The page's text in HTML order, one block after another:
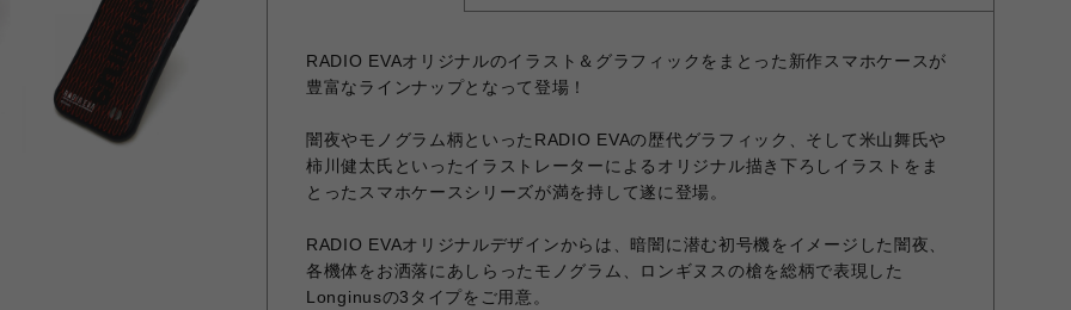
RADIO EVAオリジナルのイラスト＆グラフィックをまとった新作スマホケースが
豊富なラインナップとなって登場！
闇夜やモノグラム柄といったRADIO EVAの歴代グラフィック、そして米山舞氏や
柿川健太氏といったイラストレーターによるオリジナル描き下ろしイラストをま
とったスマホケースシリーズが満を持して遂に登場。
RADIO EVAオリジナルデザインからは、暗闇に潜む初号機をイメージした闇夜、
各機体をお洒落にあしらったモノグラム、ロンギヌスの槍を総柄で表現した
Longinusの3タイプをご用意。